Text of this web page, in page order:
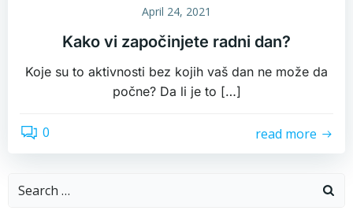
April 24, 2021
Kako vi započinjete radni dan?
Koje su to aktivnosti bez kojih vaš dan ne može da
počne? Da li je to […]
0 read more
Search